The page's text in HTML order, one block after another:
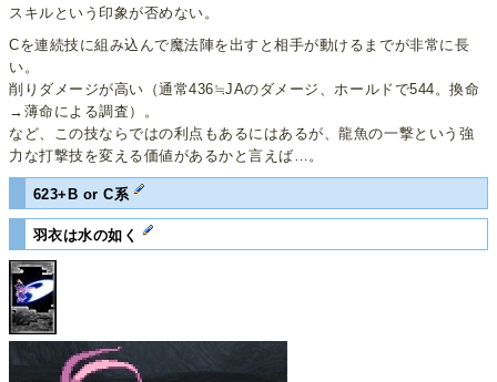
スキルという印象が否めない。
Cを連続技に組み込んで魔法陣を出すと相手が動けるまでが非常に長
い。
削りダメージが高い（通常436≒JAのダメージ、ホールドで544。換命
→薄命による調査）。
など、この技ならではの利点もあるにはあるが、龍魚の一撃という強
力な打撃技を変える価値があるかと言えば…。
623+B or C系
羽衣は水の如く